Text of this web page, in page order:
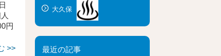
円
>>
大久保
最近の記事